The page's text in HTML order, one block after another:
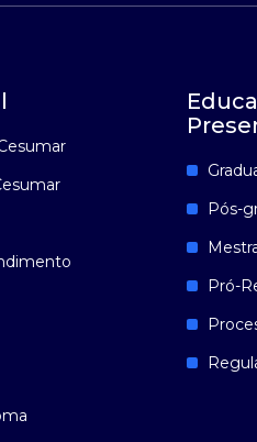
Pós-
Pró-